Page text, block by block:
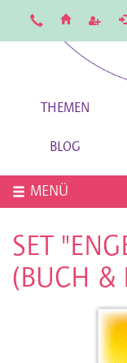
THEMEN
BLOG
MENÜ
SET
(BUCH &